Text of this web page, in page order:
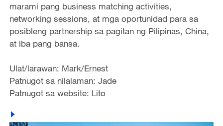
marami pang business matching activities,
networking sessions, at mga oportunidad para sa
posibleng partnership sa pagitan ng Pilipinas, China,
at iba pang bansa.
Ulat/larawan: Mark/Ernest
Patnugot sa nilalaman: Jade
Patnugot sa website: Lito